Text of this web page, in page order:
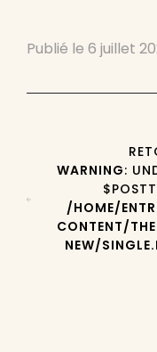
Publié le 6 juillet
WARNING:
/HOME/
CONTENT/
NEW/